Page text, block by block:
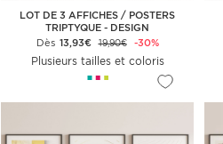
LOT DE 3 AFFICHES / POSTERS
TRIPTYQUE - DESIGN
Dès 13,93€ 19,90€ -30%
Plusieurs tailles et coloris